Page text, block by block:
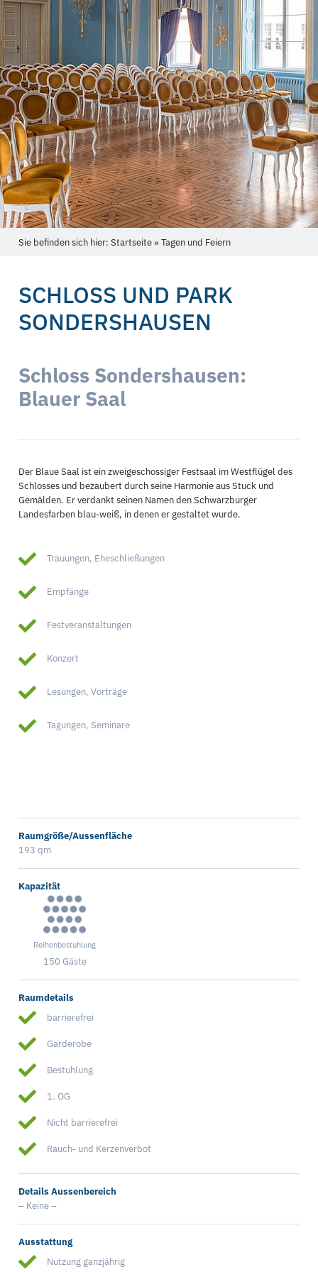
Sie befinden sich hier: Startseite » Tagen und Feiern
SCHLOSS UND PARK
SONDERSHAUSEN
Schloss Sondershausen:
Blauer Saal
Der Blaue Saal ist ein zweigeschossiger Festsaal im Westflügel des
Schlosses und bezaubert durch seine Harmonie aus Stuck und
Gemälden. Er verdankt seinen Namen den Schwarzburger
Landesfarben blau-weiß, in denen er gestaltet wurde.
Trauungen, Eheschließungen
Empfänge
Festveranstaltungen
Konzert
Lesungen, Vorträge
Tagungen, Seminare
Raumgröße/Aussenfläche
193 qm
Kapazität
Reihenbestuhlung
150 Gäste
Raumdetails
barrierefrei
Garderobe
Bestuhlung
1. OG
Nicht barrierefrei
Rauch- und Kerzenverbot
Details Aussenbereich
– Keine –
Ausstattung
Nutzung ganzjährig